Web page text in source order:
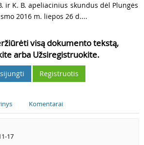
ir K. B. apeliacinius skundus dėl Plungės
2016 m. liepos 26 d....
visą dokumento tekstą,
arba Užsiregistruokite.
Registruotis
Komentarai
17